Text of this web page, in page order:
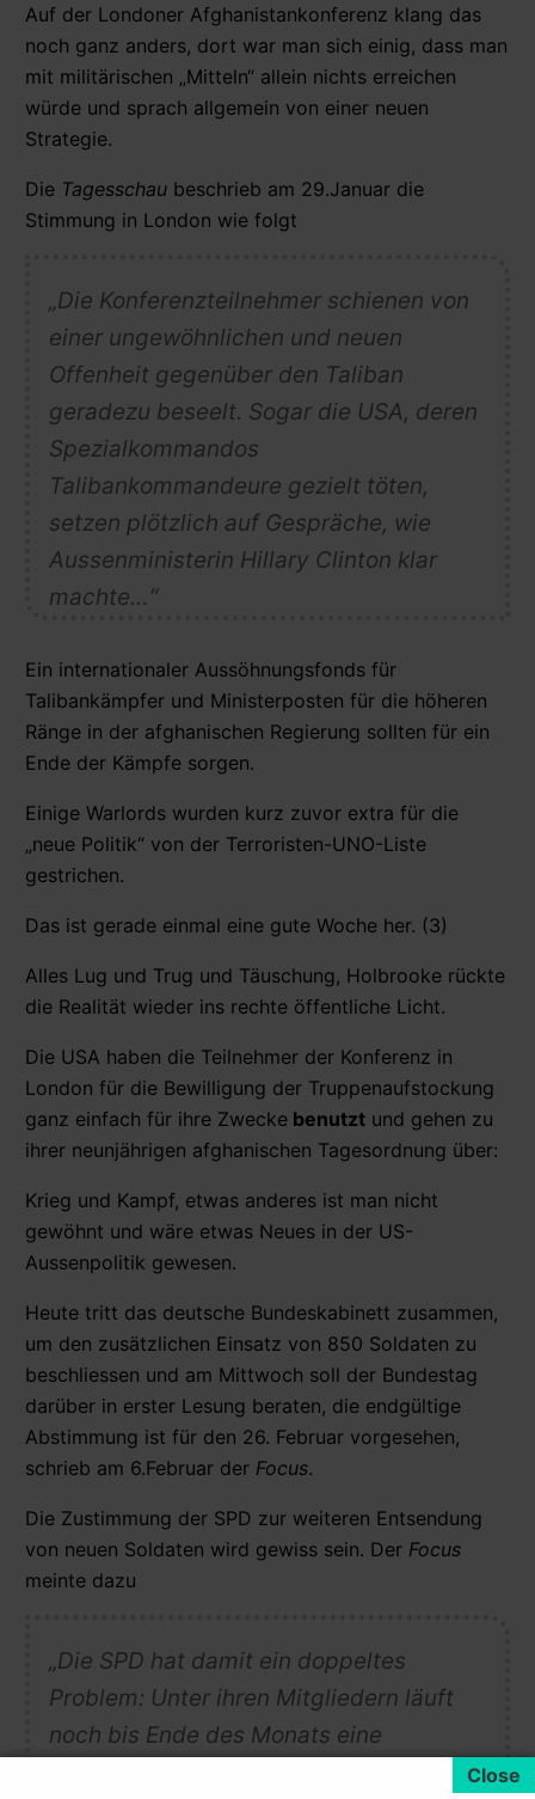
Auf der Londoner Afghanistankonferenz klang das
noch ganz anders, dort war man sich einig, dass man
mit militärischen „Mitteln“ allein nichts erreichen
würde und sprach allgemein von einer neuen
Strategie.
Die Tagesschau beschrieb am 29.Januar die
Stimmung in London wie folgt
„Die Konferenzteilnehmer schienen von
einer ungewöhnlichen und neuen
Offenheit gegenüber den Taliban
geradezu beseelt. Sogar die USA, deren
Spezialkommandos
Talibankommandeure gezielt töten,
setzen plötzlich auf Gespräche, wie
Aussenministerin Hillary Clinton klar
machte…“
Ein internationaler Aussöhnungsfonds für
Talibankämpfer und Ministerposten für die höheren
Ränge in der afghanischen Regierung sollten für ein
Ende der Kämpfe sorgen.
Einige Warlords wurden kurz zuvor extra für die
„neue Politik“ von der Terroristen-UNO-Liste
gestrichen.
Das ist gerade einmal eine gute Woche her. (3)
Alles Lug und Trug und Täuschung, Holbrooke rückte
die Realität wieder ins rechte öffentliche Licht.
Die USA haben die Teilnehmer der Konferenz in
London für die Bewilligung der Truppenaufstockung
ganz einfach für ihre Zwecke benutzt und gehen zu
ihrer neunjährigen afghanischen Tagesordnung über:
Krieg und Kampf, etwas anderes ist man nicht
gewöhnt und wäre etwas Neues in der US-
Aussenpolitik gewesen.
Heute tritt das deutsche Bundeskabinett zusammen,
um den zusätzlichen Einsatz von 850 Soldaten zu
beschliessen und am Mittwoch soll der Bundestag
darüber in erster Lesung beraten, die endgültige
Abstimmung ist für den 26. Februar vorgesehen,
schrieb am 6.Februar der Focus.
Die Zustimmung der SPD zur weiteren Entsendung
von neuen Soldaten wird gewiss sein. Der Focus
meinte dazu
„Die SPD hat damit ein doppeltes
Problem: Unter ihren Mitgliedern läuft
noch bis Ende des Monats eine
Befragung zum Afghanistan-Einsatz, die